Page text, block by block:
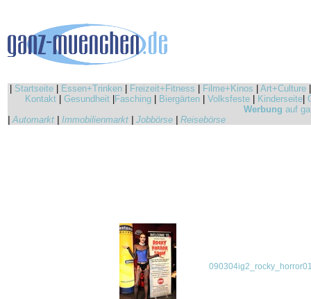
Startseite Essen+Trinken Freizeit+Fitness Filme+Kinos Art+Culture
Kontakt
Gesundheit Fasching Biergärten Volksfeste Kinderseite
Werbung auf
|Automarkt Immobilienmarkt Jobbörse Reisebörse